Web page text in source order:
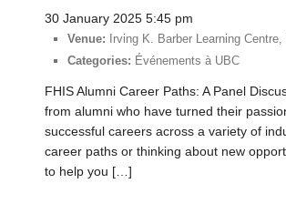
30 January 2025 5:45 pm
Venue:
Irving K. Barber Learning
Categories: Événements à UBC
FHIS Alumni Career Paths: A Panel
from alumni who have turned their
successful careers across a variety of
career paths or thinking about new
to help you […]